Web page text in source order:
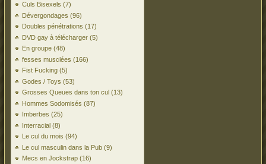
Culs Bisexels (7)
Dévergondages (96)
Doubles pénétrations (17)
DVD gay à télécharger (5)
En groupe (48)
fesses musclées (166)
Fist Fucking (5)
Godes / Toys (53)
Grosses Queues dans ton cul (13)
Hommes Sodomisés (87)
Imberbes (25)
Interracial (8)
Le cul du mois (94)
Le cul masculin dans la Pub (9)
Mecs en Jockstrap (16)